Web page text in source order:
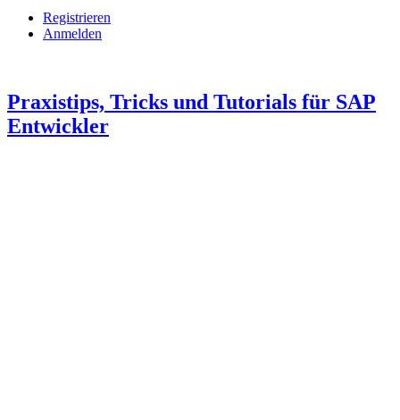
Registrieren
Anmelden
Praxistips, Tricks und Tutorials für SAP
Entwickler